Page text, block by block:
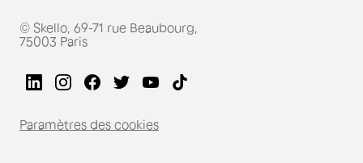
© Skello, 69-71 rue Beaubourg,
75003 Paris
Paramètres des cookies